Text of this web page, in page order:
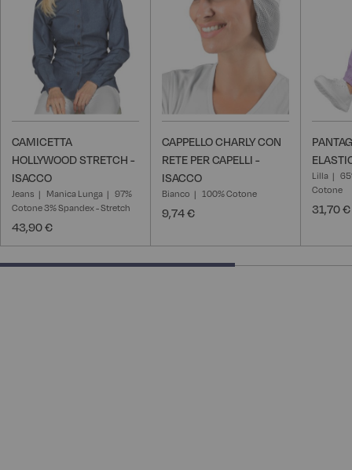
desideri
CAMICETTA
HOLLYWOOD STRETCH -
ISACCO
Jeans Manica Lunga
97%
Cotone 3% Spandex - Stretch
43,90 €
CAPPELLO CHARLY CON
RETE PER CAPELLI -
ISACCO
Bianco 100% Cotone
9,74 €
Lilla
Cotone
31,70 €
66.66666666666666% completed